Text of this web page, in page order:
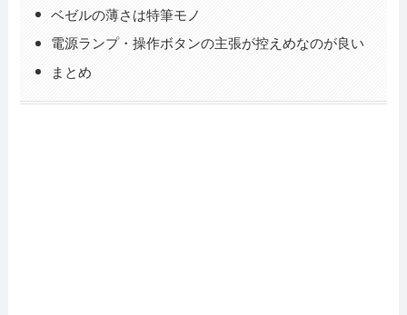
ベゼルの薄さは特筆モノ
電源ランプ・操作ボタンの主張が控えめなのが良い
まとめ